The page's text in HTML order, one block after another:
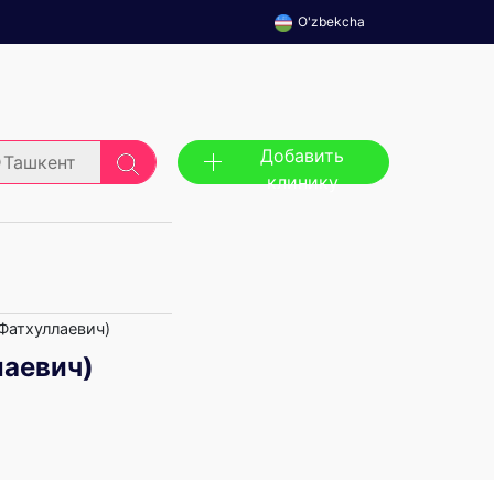
O'zbekcha
Ташкент
Добавить
клинику